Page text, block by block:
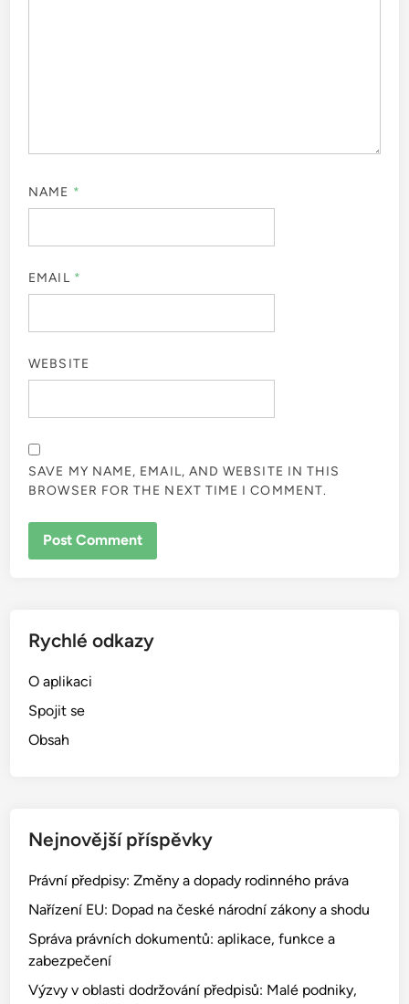
NAME *
EMAIL *
WEBSITE
SAVE MY NAME, EMAIL, AND WEBSITE IN THIS
BROWSER FOR THE NEXT TIME I COMMENT.
Rychlé odkazy
O aplikaci
Spojit se
Obsah
Nejnovější příspěvky
Právní předpisy: Změny a dopady rodinného práva
Nařízení EU: Dopad na české národní zákony a shodu
Správa právních dokumentů: aplikace, funkce a
zabezpečení
Výzvy v oblasti dodržování předpisů: Malé podniky,